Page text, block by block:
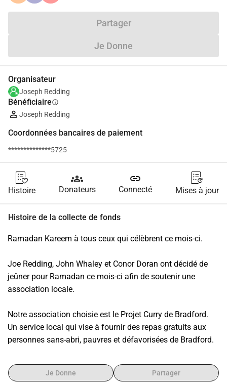
Partager
Je Donne
Organisateur
Joseph Redding
Bénéficiaireinfo
Joseph Redding
Coordonnées bancaires de paiement
**************5725
Histoire
groups
Donateurs
link
Connecté Mises à jour
Histoire de la collecte de fonds
Ramadan Kareem à tous ceux qui célèbrent ce mois-ci.
Joe Redding, John Whaley et Conor Doran ont décidé de
jeûner pour Ramadan ce mois-ci afin de soutenir une
association locale.
Notre association choisie est le Projet Curry de Bradford.
Un service local qui vise à fournir des repas gratuits aux
personnes sans-abri, pauvres et défavorisées de Bradford.
Je Donne Partager